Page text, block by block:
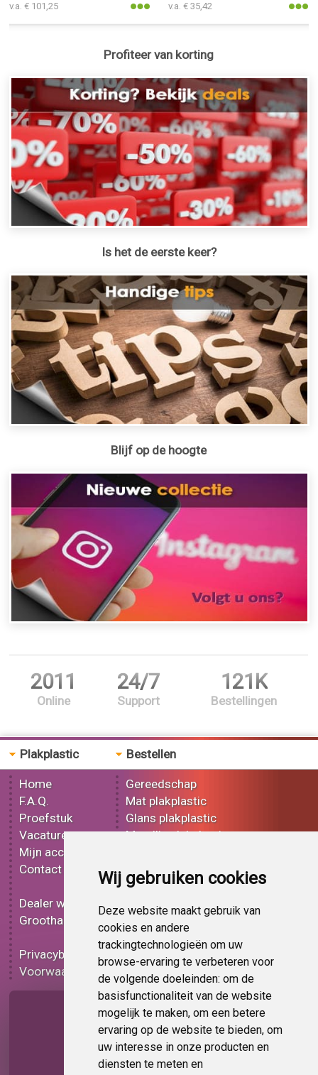
Wij gebruiken cookies
Deze website maakt gebruik van
cookies en andere
trackingtechnologieën om uw
browse-ervaring te verbeteren voor
de volgende doeleinden: om de
basisfunctionaliteit van de website
mogelijk te maken, om een betere
ervaring op de website te bieden, om
uw interesse in onze producten en
diensten te meten en
v.a. € 101,25 v.a. € 35,42
Profiteer van korting
Is het de eerste keer?
Blijf op de hoogte
2011
Online
24/7
Support
121K
Bestellingen
Plakplastic
Home
F.A.Q.
Proefstuk
Vacatures
Mijn account
Contact
Dealer worden
Groothandel
Privacybeleid
Voorwaarden
Bestellen
Gereedschap
Mat plakplastic
Glans plakplastic
Metallic plakplastic
Effect plakplastic
Bedrukt plakplastic
Carbon plakplastic
Lampen folie
Functionele folie
Plakplastic korting
Op bestelling
Pagina delen